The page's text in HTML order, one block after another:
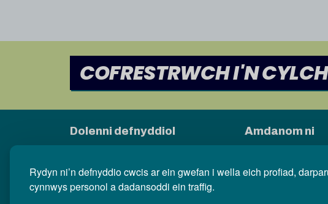
Rydyn ni’n defnyddio cwcis ar ein gwefan i wella eich profiad,
cynnwys personol a dadansoddi ein traffig.
COFRESTRWCH I'N
Dolenni defnyddiol
Ymchwil ac Ystadegau
Cymwysterau cyfrwng Cymraeg
Amdanom ni
Strategaethau ac
Strwythur a